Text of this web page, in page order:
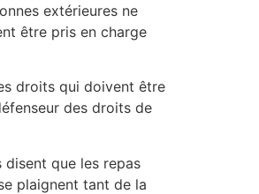
extérieures ne
être pris en charge
droits qui doivent être
des droits de
disent que les repas
plaignent tant de la